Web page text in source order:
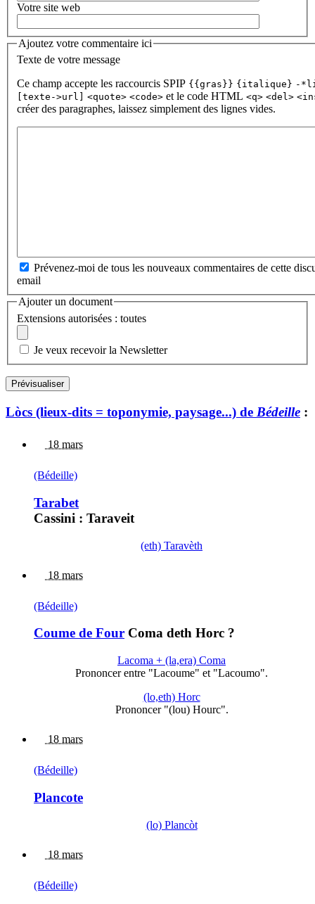
Votre site web
Ajoutez votre commentaire ici
Texte de votre message
Ce champ accepte les raccourcis SPIP {{gras}} {italique} -
[texte->url]
<quote> <code> et le code HTML <q> <del>
créer des paragraphes, laissez simplement des lignes vides.
Prévenez-moi de tous les nouveaux commentaires de cette
email
Ajouter un document
Extensions autorisées : toutes
Je veux recevoir la Newsletter
Lòcs (lieux-dits = toponymie, paysage...) de Bédeille :
18 mars
(Bédeille)
Tarabet
Cassini : Taraveit
(eth) Taravèth
18 mars
(Bédeille)
Coume de Four Coma deth Horc ?
Lacoma + (la,era) Coma
Prononcer entre "Lacoume" et "Lacoumo".
(lo,eth) Horc
Prononcer "(lou) Hourc".
18 mars
(Bédeille)
Plancote
(lo) Plancòt
18 mars
(Bédeille)